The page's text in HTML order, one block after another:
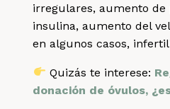
irregulares, aumento de
insulina, aumento del
en algunos casos,
Quizás te interese:
donación de óvulos,